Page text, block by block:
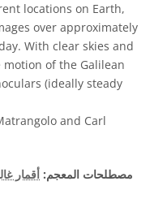
locations on Earth,
over approximately
With clear skies and
of the Galilean
(ideally steady
and Carl
مصطلحات المعجم: أقمار